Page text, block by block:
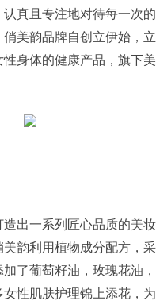
真且专注地对待每一次
美韵品牌自创立伊始，
身体的健康产品，旗下
出一系列匠心品质的美
韵利用植物成分配方，
了葡萄籽油，玫瑰花油
性肌肤护理锦上添花，